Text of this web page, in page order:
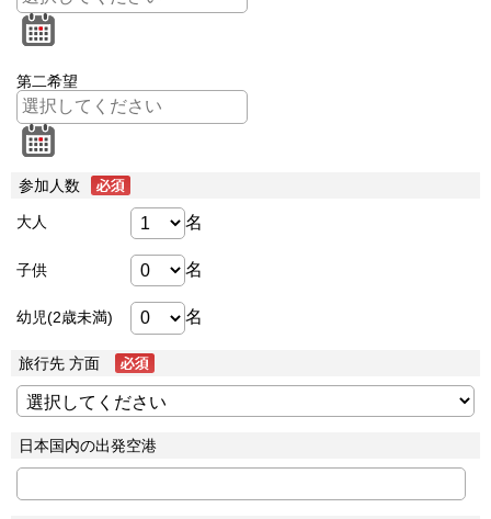
第二希望
参加人数
大人 名
子供 名
幼児(2歳未満) 名
旅行先 方面
日本国内の出発空港